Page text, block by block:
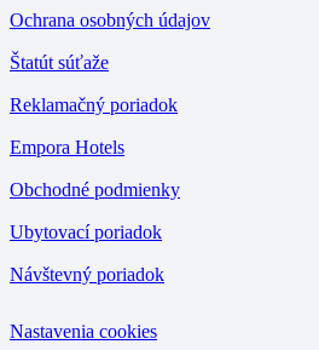
Ochrana osobných údajov
Štatút súťaže
Reklamačný poriadok
Empora Hotels
Obchodné podmienky
Ubytovací poriadok
Návštevný poriadok
Nastavenia cookies